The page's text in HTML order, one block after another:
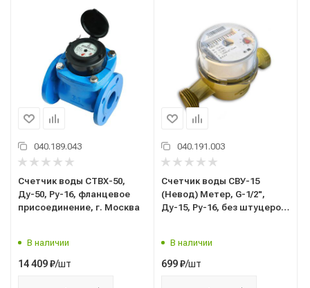
040.189.043
Счетчик воды СТВХ-50,
Ду-50, Ру-16, фланцевое
присоединение, г. Москва
В наличии
14 409₽/шт
040.191.003
Счетчик воды СВУ-15
(Невод) Метер, G-1/2",
Ду-15, Ру-16, без штуцеров,
В наличии
699₽/шт